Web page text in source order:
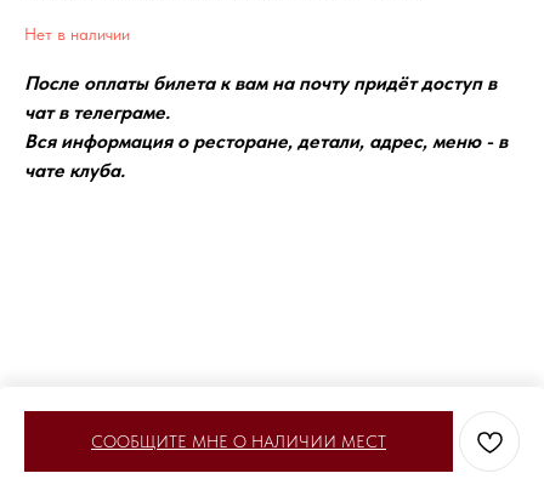
Нет в наличии
СООБЩИТЕ МНЕ О НАЛИЧИИ МЕСТ
После оплаты билета к вам на почту придёт доступ в
чат в телеграме.
Вся информация о ресторане, детали, адрес, меню - в
чате клуба.